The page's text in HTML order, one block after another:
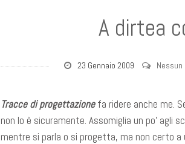
A dirtea
23 Gennaio 2009 Nessun
Tracce di progettazionefa ridere anche me.
non lo è sicuramente. Assomiglia un po’ agli
mentre si parla o si progetta, ma non certo a